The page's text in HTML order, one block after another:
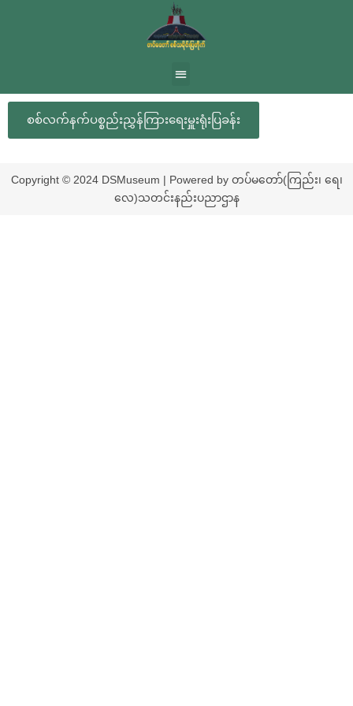
စစ်လက်နက်ပစ္စည်းညွှန်ကြားရေးမှူးရုံးပြခန်း
Copyright © 2024 DSMuseum | Powered by တပ်မတော်(ကြည်း၊ ရေ၊
လေ)သတင်းနည်းပညာဌာန